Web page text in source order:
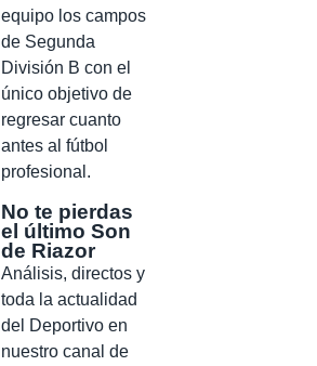
equipo los campos
de Segunda
División B con el
único objetivo de
regresar cuanto
antes al fútbol
profesional.
No te pierdas
el último Son
de Riazor
Análisis, directos y
toda la actualidad
del Deportivo en
nuestro canal de